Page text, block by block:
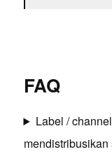
FAQ
Label /